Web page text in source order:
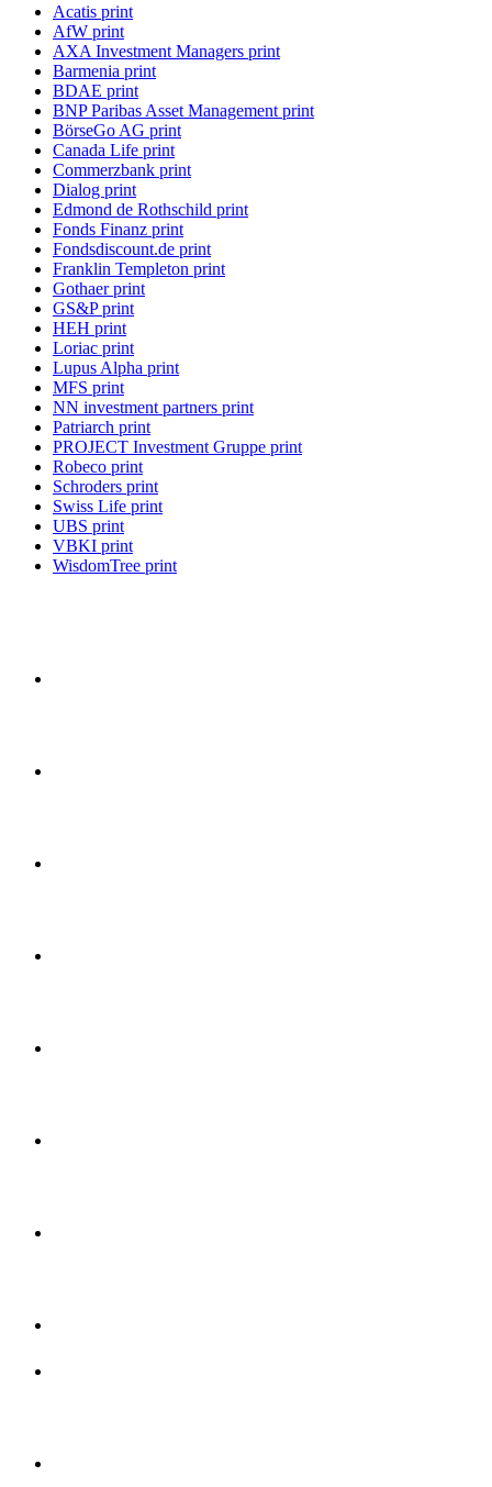
Acatis print
AfW print
AXA Investment Managers print
Barmenia print
BDAE print
BNP Paribas Asset Management print
BörseGo AG print
Canada Life print
Commerzbank print
Dialog print
Edmond de Rothschild print
Fonds Finanz print
Fondsdiscount.de print
Franklin Templeton print
Gothaer print
GS&P print
HEH print
Loriac print
Lupus Alpha print
MFS print
NN investment partners print
Patriarch print
PROJECT Investment Gruppe print
Robeco print
Schroders print
Swiss Life print
UBS print
VBKI print
WisdomTree print